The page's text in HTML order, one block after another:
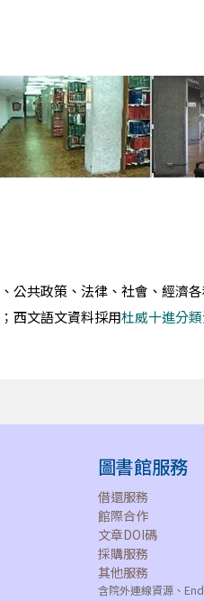
公共政策、法律、社會、經濟
；西文語文資料採用杜威十進分
圖書館服務
借還服務
館際合作
文章DOI碼
採購服務
其他服務
含院外連線資源、